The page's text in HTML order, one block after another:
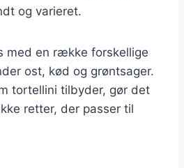
og varieret.
med en række forskellige
ost, kød og grøntsager.
tortellini tilbyder, gør det
retter, der passer til